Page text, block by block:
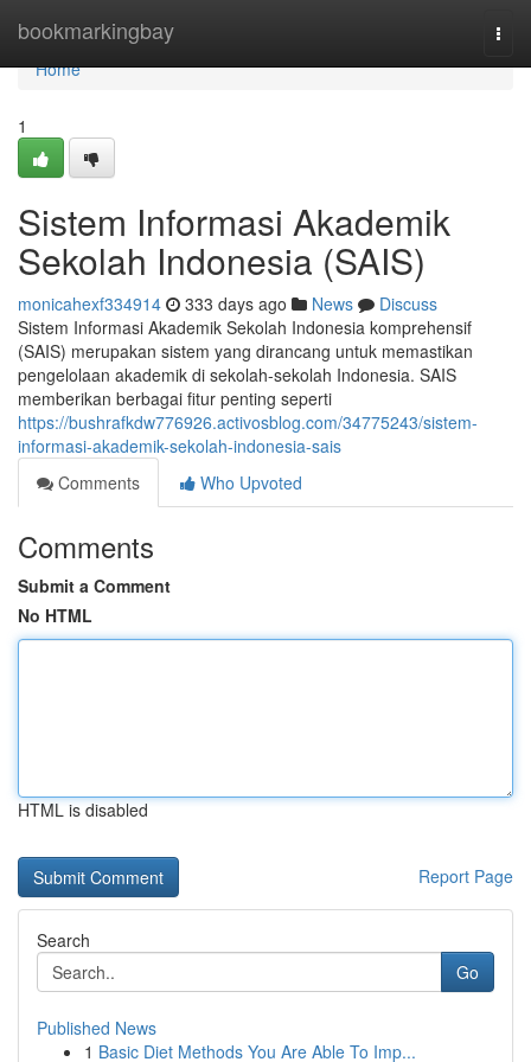
bookmarkingbay
Home
Home
1
Sistem Informasi Akademik
Sekolah Indonesia (SAIS)
monicahexf334914 333 days ago News
Discuss
Sistem Informasi Akademik Sekolah Indonesia komprehensif
(SAIS) merupakan sistem yang dirancang untuk memastikan
pengelolaan akademik di sekolah-sekolah Indonesia. SAIS
memberikan berbagai fitur penting seperti
https://bushrafkdw776926.activosblog.com/34775243/sistem-
informasi-akademik-sekolah-indonesia-sais
Comments
Who Upvoted
Comments
Submit a Comment
No HTML
HTML is disabled
Report Page
Search
Go
Published News
1 Basic Diet Methods You Are Able To Imp...